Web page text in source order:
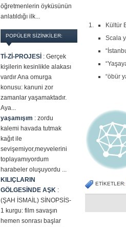
Kültür
Scala
“öbür
ETIKETLER:
öğretmenlerin öyküsünün
anlatıldığı ilk...
POPÜLER SİZİNKİLER:
Tİ-Zİ-PROJESİ : Gerçek
kişilerin kesinlikle alakası
vardır Ana omurga
konusu: kanuni zor
zamanlar yaşamaktadır.
Aya...
yaşamışım : zordu
kalemi havada tutmak
kağıt ile
sevişemiyor,meyvelerini
toplayamıyordum
harabeler oluşuyordu ...
KILIÇLARIN
GÖLGESİNDE AŞK :
(ŞAH İSMAİL) SİNOPSİS-
1 kurgu: film savaşın
hemen sonrası başlar